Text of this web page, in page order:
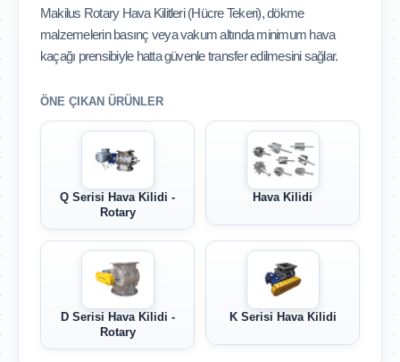
Makilus Rotary Hava Kilitleri (Hücre Tekeri), dökme
malzemelerin basınç veya vakum altında minimum hava
kaçağı prensibiyle hatta güvenle transfer edilmesini sağlar.
ÖNE ÇIKAN ÜRÜNLER
Q Serisi Hava Kilidi -
Rotary
Hava Kilidi
D Serisi Hava Kilidi -
Rotary
K Serisi Hava Kilidi